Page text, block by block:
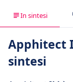
In sintesi
Apphitect
sintesi